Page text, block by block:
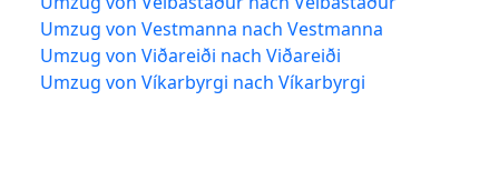
Umzug von Vestmanna nach Vestmanna
Umzug von Viðareiði nach Viðareiði
Umzug von Víkarbyrgi nach Víkarbyrgi